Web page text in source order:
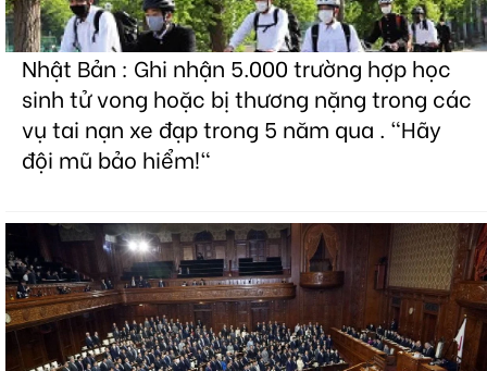
Nhật Bản : Ghi nhận 5.000 trường hợp học
sinh tử vong hoặc bị thương nặng trong các
vụ tai nạn xe đạp trong 5 năm qua . "Hãy
đội mũ bảo hiểm!"